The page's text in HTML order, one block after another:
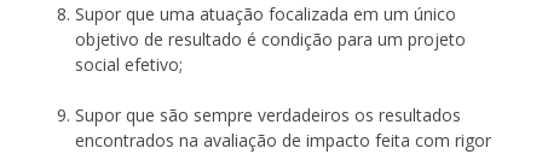
Supor que uma atuação focalizada em um único
objetivo de resultado é condição para um projeto
social efetivo;
Supor que são sempre verdadeiros os resultados
encontrados na avaliação de impacto feita com rigor